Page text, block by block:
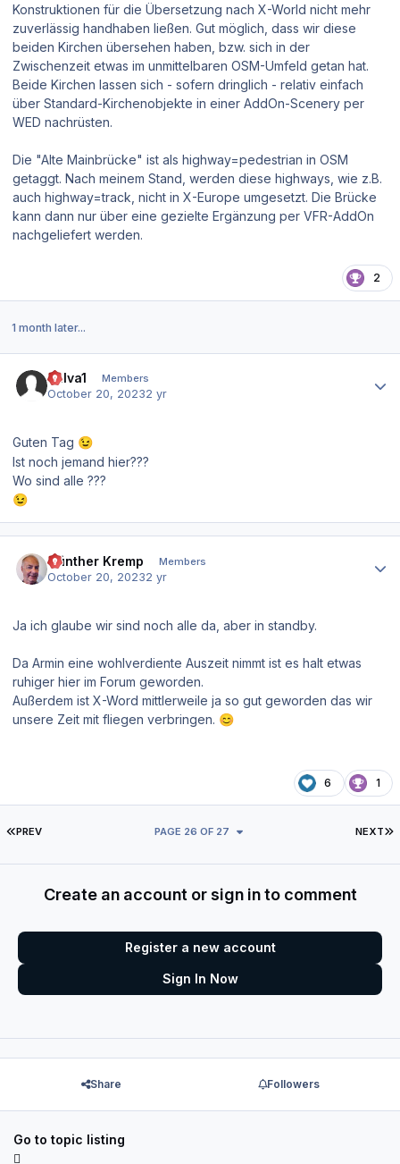
Konstruktionen für die Übersetzung nach X-World nicht mehr
zuverlässig handhaben ließen. Gut möglich, dass wir diese
beiden Kirchen übersehen haben, bzw. sich in der
Zwischenzeit etwas im unmittelbaren OSM-Umfeld getan hat.
Beide Kirchen lassen sich - sofern dringlich - relativ einfach
über Standard-Kirchenobjekte in einer AddOn-Scenery per
WED nachrüsten.
Die "Alte Mainbrücke" ist als highway=pedestrian in OSM
getaggt. Nach meinem Stand, werden diese highways, wie z.B.
auch highway=track, nicht in X-Europe umgesetzt. Die Brücke
kann dann nur über eine gezielte Ergänzung per VFR-AddOn
nachgeliefert werden.
2
1 month later...
bulva1 Members
October 20, 20232 yr
Guten Tag 😉
Ist noch jemand hier???
Wo sind alle ???
😉
Günther Kremp Members
October 20, 20232 yr
Ja ich glaube wir sind noch alle da, aber in standby.
Da Armin eine wohlverdiente Auszeit nimmt ist es halt etwas
ruhiger hier im Forum geworden.
Außerdem ist X-Word mittlerweile ja so gut geworden das wir
unsere Zeit mit fliegen verbringen. 😊
6 1
FIRST PAGE
PREV NEXT
PAGE 26 OF 27
Create an account or sign in to comment
Register a new account
Sign In Now
Share Followers
Go to topic listing